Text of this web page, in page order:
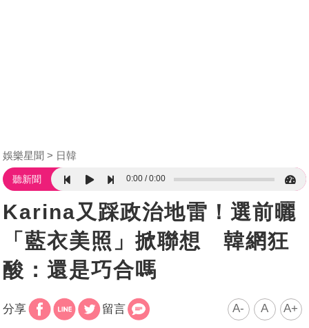
娛樂星聞 日韓
聽新聞 0:00 0:00
Karina又踩政治地雷！選前曬
「藍衣美照」掀聯想 韓網狂
酸：還是巧合嗎
分享 留言 A- A A+